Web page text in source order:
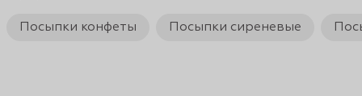
Посыпки конфеты Посыпки сиреневые